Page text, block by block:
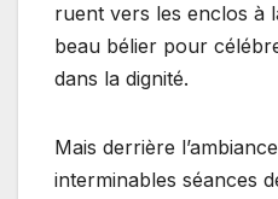
ruent vers les enclos à
beau bélier pour
dans la dignité.
Mais derrière
interminables séances